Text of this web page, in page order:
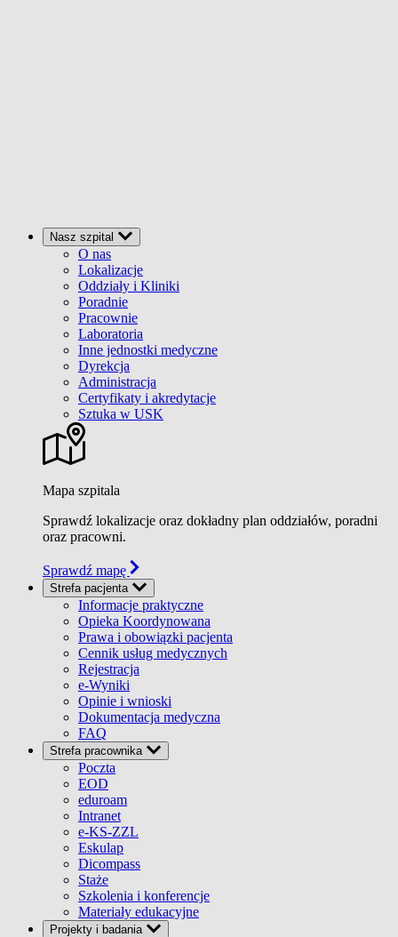
Nasz szpital
O nas
Lokalizacje
Oddziały i Kliniki
Poradnie
Pracownie
Laboratoria
Inne jednostki medyczne
Dyrekcja
Administracja
Certyfikaty i akredytacje
Sztuka w USK
Mapa szpitala
Sprawdź lokalizacje oraz dokładny plan oddziałów, poradni
oraz pracowni.
Sprawdź mapę
Strefa pacjenta
Informacje praktyczne
Opieka Koordynowana
Prawa i obowiązki pacjenta
Cennik usług medycznych
Rejestracja
e-Wyniki
Opinie i wnioski
Dokumentacja medyczna
FAQ
Strefa pracownika
Poczta
EOD
eduroam
Intranet
e-KS-ZZL
Eskulap
Dicompass
Staże
Szkolenia i konferencje
Materiały edukacyjne
Projekty i badania